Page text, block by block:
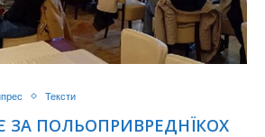
Тексти
ЗА ПОЛЬОПРИВРЕДНЇКОХ